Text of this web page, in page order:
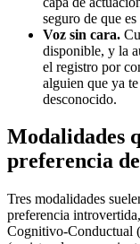
seguro de que
Voz sin cara.
disponible, y la
el registro por
alguien que ya
desconocido.
Modalidades
preferencia
Tres modalidades
preferencia
Cognitivo-Conductual